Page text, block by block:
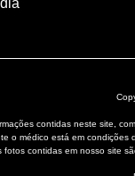
contidas neste site,
o médico está em
fotos contidas em nosso site